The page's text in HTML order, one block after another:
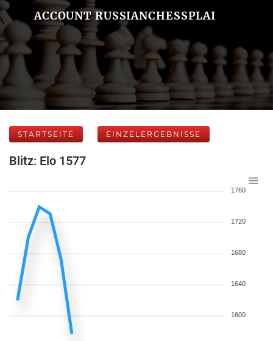
ACCOUNT RUSSIANCHESSPLAI
STARTSEITE EINZELERGEBNISSE
Blitz: Elo 1577
1760
1720
1680
1640
1600